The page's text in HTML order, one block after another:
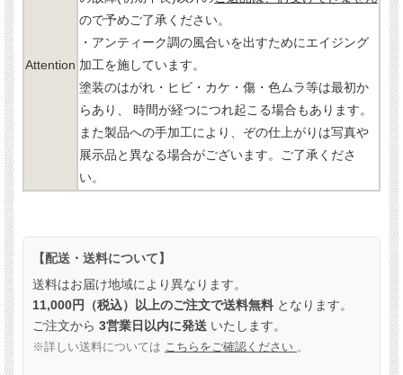
Attention
ので予めご了承ください。
・アンティーク調の風合いを出すためにエイジング
加工を施しています。
塗装のはがれ・ヒビ・カケ・傷・色ムラ等は最初か
らあり、 時間が経つにつれ起こる場合もあります。
また製品への手加工により、ぞの仕上がりは写真や
展示品と異なる場合がございます。ご了承くださ
い。
【配送・送料について】
送料はお届け地域により異なります。
11,000円（税込）以上のご注文で送料無料 となります。
ご注文から 3営業日以内に発送 いたします。
※詳しい送料については こちらをご確認ください 。